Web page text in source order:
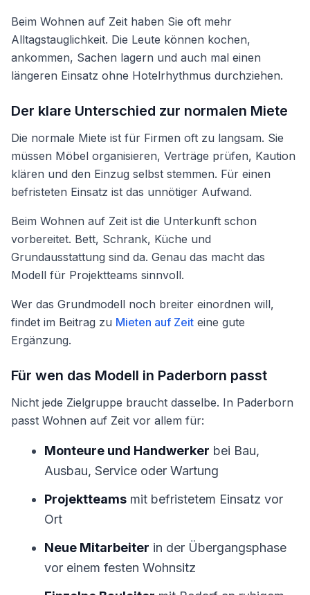
Beim Wohnen auf Zeit haben Sie oft mehr
Alltagstauglichkeit. Die Leute können kochen,
ankommen, Sachen lagern und auch mal einen
längeren Einsatz ohne Hotelrhythmus durchziehen.
Der klare Unterschied zur normalen Miete
Die normale Miete ist für Firmen oft zu langsam. Sie
müssen Möbel organisieren, Verträge prüfen, Kaution
klären und den Einzug selbst stemmen. Für einen
befristeten Einsatz ist das unnötiger Aufwand.
Beim Wohnen auf Zeit ist die Unterkunft schon
vorbereitet. Bett, Schrank, Küche und
Grundausstattung sind da. Genau das macht das
Modell für Projektteams sinnvoll.
Wer das Grundmodell noch breiter einordnen will,
findet im Beitrag zu Mieten auf Zeit eine gute
Ergänzung.
Für wen das Modell in Paderborn passt
Nicht jede Zielgruppe braucht dasselbe. In Paderborn
passt Wohnen auf Zeit vor allem für:
Monteure und Handwerker bei Bau,
Ausbau, Service oder Wartung
Projektteams mit befristetem Einsatz vor
Ort
Neue Mitarbeiter in der Übergangsphase
vor einem festen Wohnsitz